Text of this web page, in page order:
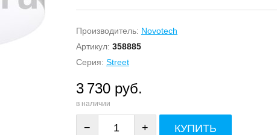
Производитель: Novotech
Артикул: 358885
Серия: Street
3 730 руб.
в наличии
− + КУПИТЬ